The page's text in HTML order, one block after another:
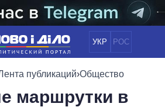
УКР РОС
НОВОСТИ
ПОЛИТИКА
ОБЕЩАНИЯ
публикаций›Общество
маршрутки в